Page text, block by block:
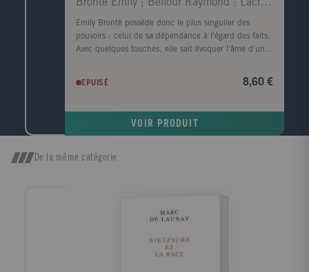
Brontë Emily ; Bellour Raymond ; Lacretelle Jacque
Emily Brontë possède donc le plus singulier des
pouvoirs : celui de sa dépendance à l'égard des faits.
Avec quelques touches, elle sait évoquer l'âme d'un
l'image d'un vieux robinier tortueux qui me vient à
souffle toujours dans la même direction ; l'écorce est
EPUISÉ 8,60 €
VOIR PRODUIT
De la même catégorie